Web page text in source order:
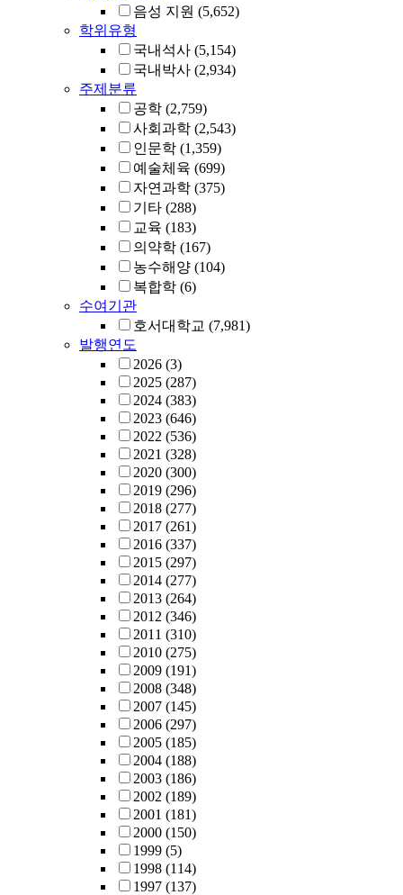
음성 지원 (5,652)
학위유형
국내석사 (5,154)
국내박사 (2,934)
주제분류
공학 (2,759)
사회과학 (2,543)
인문학 (1,359)
예술체육 (699)
자연과학 (375)
기타 (288)
교육 (183)
의약학 (167)
농수해양 (104)
복합학 (6)
수여기관
호서대학교 (7,981)
발행연도
2026 (3)
2025 (287)
2024 (383)
2023 (646)
2022 (536)
2021 (328)
2020 (300)
2019 (296)
2018 (277)
2017 (261)
2016 (337)
2015 (297)
2014 (277)
2013 (264)
2012 (346)
2011 (310)
2010 (275)
2009 (191)
2008 (348)
2007 (145)
2006 (297)
2005 (185)
2004 (188)
2003 (186)
2002 (189)
2001 (181)
2000 (150)
1999 (5)
1998 (114)
1997 (137)